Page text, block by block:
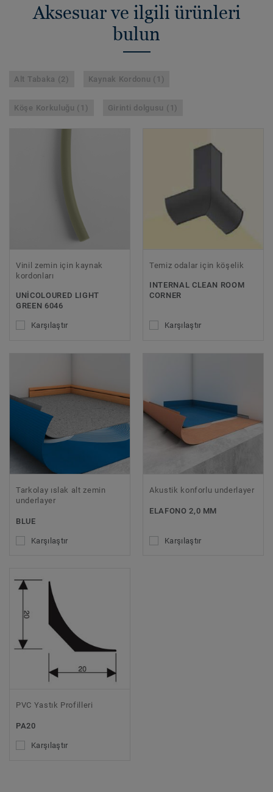
Aksesuar ve ilgili ürünleri
bulun
Alt Tabaka (2) Kaynak Kordonu (1)
Köşe Korkuluğu (1) Girinti dolgusu (1)
Vinil zemin için kaynak
kordonları
UNICOLOURED LIGHT
GREEN 6046
Karşılaştır
Temiz odalar için köşelik
INTERNAL CLEAN ROOM
CORNER
Karşılaştır
Tarkolay ıslak alt zemin
underlayer
BLUE
Karşılaştır
Akustik konforlu underlayer
ELAFONO 2,0 MM
Karşılaştır
PVC Yastık Profilleri
PA20
Karşılaştır